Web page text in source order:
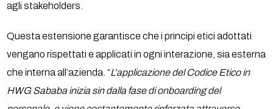
agli stakeholders.
Questa estensione garantisce che i principi etici adottati
vengano rispettati e applicati in ogni interazione, sia esterna
che interna all’azienda. “L’applicazione del Codice Etico in
HWG Sababa inizia sin dalla fase di onboarding del